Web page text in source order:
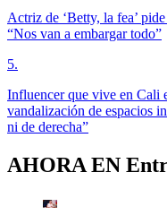
Actriz de ‘Betty, la fea’
“Nos van a embargar todo”
5.
Influencer que vive en Cali
vandalización de espacios
ni de derecha”
AHORA EN